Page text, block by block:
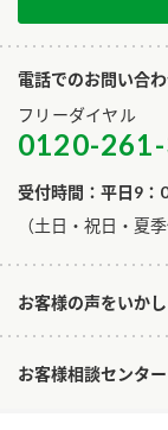
電話でのお問い合
フリーダイヤル
0120-
受付時間：平日9：
（土日・祝日・夏
お客様の声をいか
お客様相談センタ